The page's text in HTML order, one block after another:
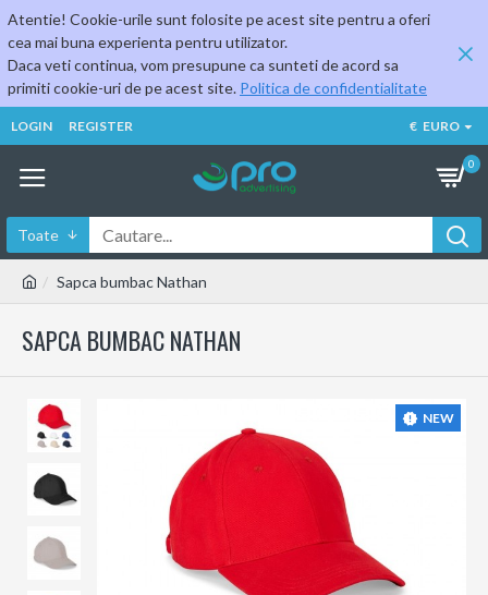
Atentie! Cookie-urile sunt folosite pe acest site pentru a oferi
cea mai buna experienta pentru utilizator.
Daca veti continua, vom presupune ca sunteti de acord sa
primiti cookie-uri de pe acest site. Politica de confidentialitate
LOGIN REGISTER € EURO
0
Toate
Sapca bumbac Nathan
SAPCA BUMBAC NATHAN
NEW